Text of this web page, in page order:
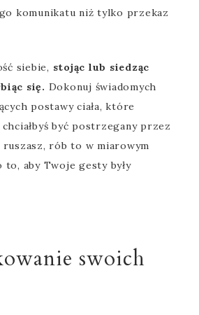
komunikatu niż tylko przekaz
siebie, stojąc lub siedząc
się. Dokonuj świadomych
postawy ciała, które
być postrzegany przez
ruszasz, rób to w miarowym
to, aby Twoje gesty były
swoich